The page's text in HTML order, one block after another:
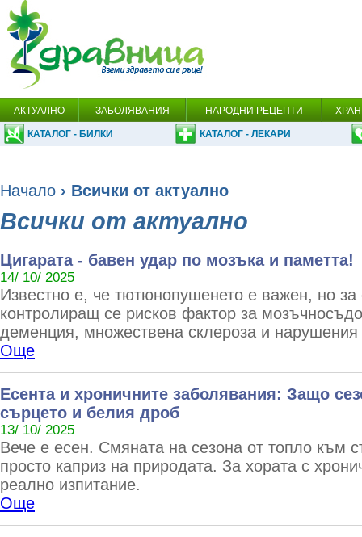
АКТУАЛНО ЗАБОЛЯВАНИЯ НАРОДНИ РЕЦЕПТИ
КАТАЛОГ - БИЛКИ КАТАЛОГ - ЛЕКАРИ
Начало › Всички от актуално
Всички от актуално
Цигарата - бавен удар по мозъка и паметта!
14/ 10/ 2025
Известно е, че тютюнопушенето е важен, но
контролиращ се рисков фактор за
деменция, множествена склероза и
Още
Есента и хроничните заболявания: Защо
сърцето и белия дроб
13/ 10/ 2025
Вече е есен. Смяната на сезона от топло към
просто каприз на природата. За хората с
реално изпитание.
Още